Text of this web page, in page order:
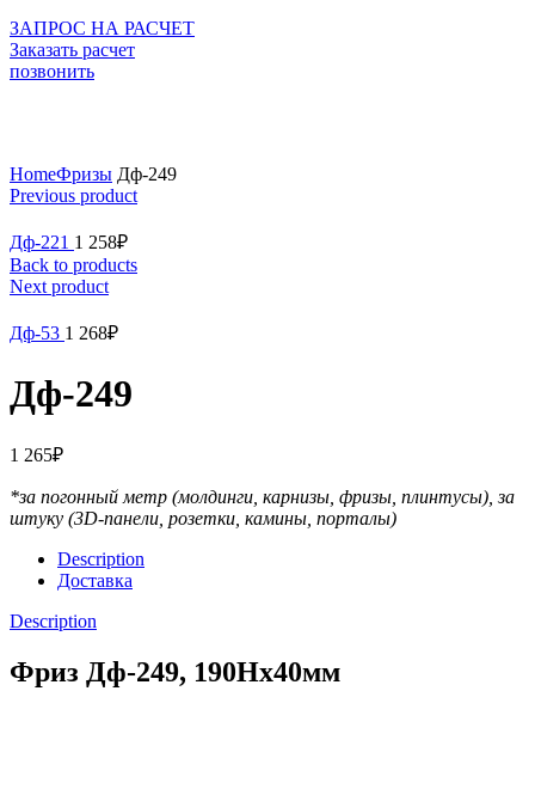
ЗАПРОС НА РАСЧЕТ
Заказать расчет
позвонить
HomeФризы Дф-249
Previous product
Дф-221 1 258₽
Back to products
Next product
Дф-53 1 268₽
Дф-249
1 265₽
*за погонный метр (молдинги, карнизы, фризы, плинтусы), за
штуку (3D-панели, розетки, камины, порталы)
Description
Доставка
Description
Фриз Дф-249, 190Нх40мм